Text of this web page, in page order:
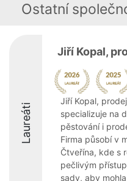
Ostatní
Laureáti
Jiří Kopal,
Jiří Kopal,
specializuje na
pěstování i
Firma působí v
Čtveřína, kde s
pečlivým
sady, aby